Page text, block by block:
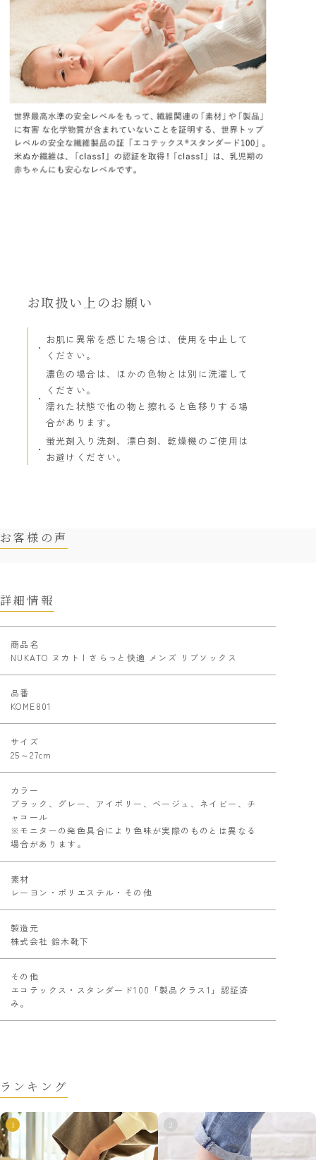
お取扱い上のお願い
お肌に異常を感じた場合は、使用を中止して
ください。
濃色の場合は、ほかの色物とは別に洗濯して
ください。
濡れた状態で他の物と擦れると色移りする場
合があります。
蛍光剤入り洗剤、漂白剤、乾燥機のご使用は
お避けください。
お客様の声
詳細情報
商品名
NUKATO ヌカト | さらっと快適 メンズ リブソックス
品番
KOME801
サイズ
25～27cm
カラー
ブラック、グレー、アイボリー、ベージュ、ネイビー、チ
ャコール
※モニターの発色具合により色味が実際のものとは異なる
場合があります。
素材
レーヨン・ポリエステル・その他
製造元
株式会社 鈴木靴下
その他
エコテックス・スタンダード100「製品クラス1」認証済
み。
ランキング